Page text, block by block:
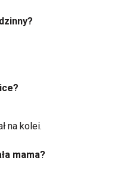
na kolei.
mama?